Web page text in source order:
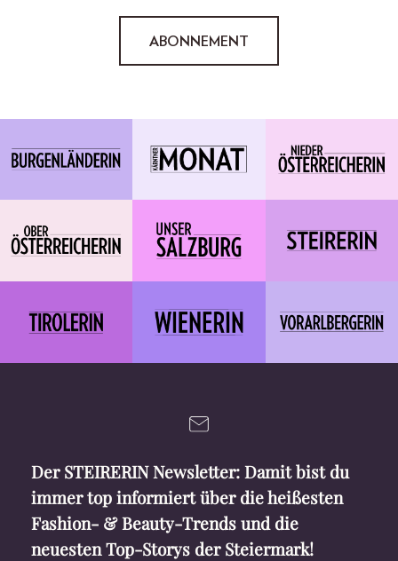
ABONNEMENT
Der STEIRERIN Newsletter: Damit bist du
immer top informiert über die heißesten
Fashion- & Beauty-Trends und die
neuesten Top-Storys der Steiermark!